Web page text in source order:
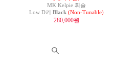
MK Kelpie 휘슬
Low D키Black (Non-Tunable)
280,000원